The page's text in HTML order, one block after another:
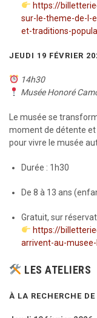
https://
sur-le-theme-de-l-
et-traditions-
JEUDI 19 FÉVRIER
14h30
Musée Honoré
Le musée se
moment de détente et
pour vivre le musée
Durée : 1h30
De 8 à 13 ans
Gratuit, sur
https://
arrivent-au-
LES ATELIERS
À LA RECHERCHE DE